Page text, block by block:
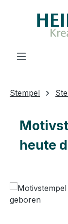
Zum Hauptinhalt
Stempel
heute